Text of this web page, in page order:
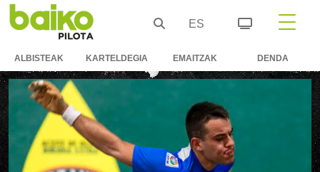
ES
ALBISTEAK KARTELDEGIA EMAITZAK DENDA